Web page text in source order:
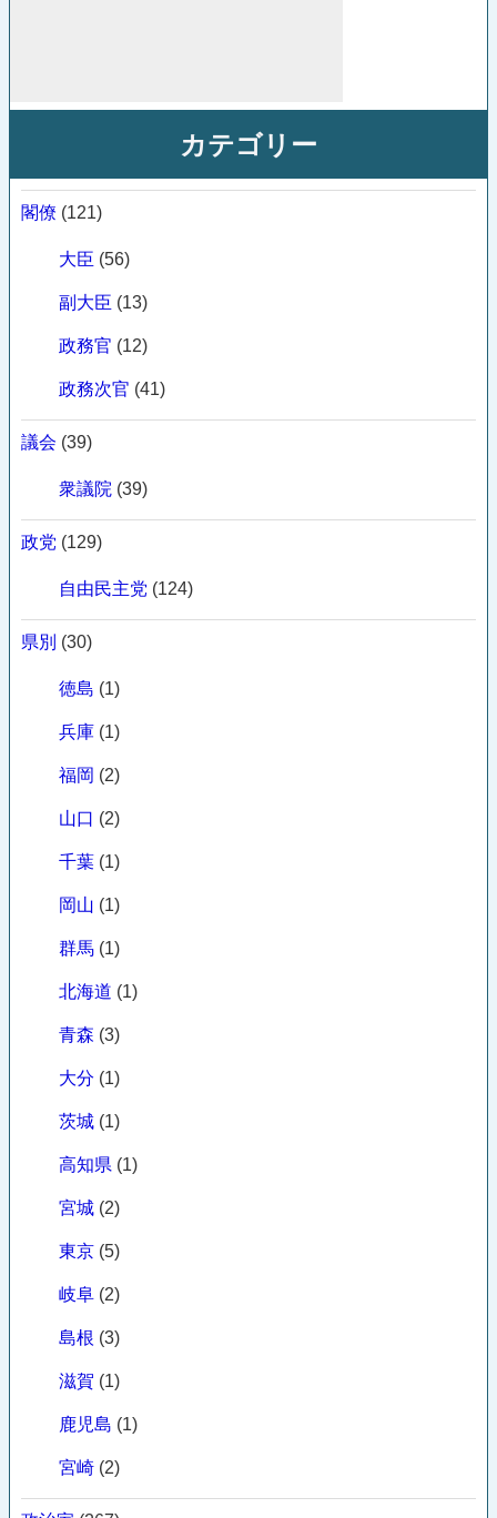
カテゴリー
閣僚 (121)
大臣 (56)
副大臣 (13)
政務官 (12)
政務次官 (41)
議会 (39)
衆議院 (39)
政党 (129)
自由民主党 (124)
県別 (30)
徳島 (1)
兵庫 (1)
福岡 (2)
山口 (2)
千葉 (1)
岡山 (1)
群馬 (1)
北海道 (1)
青森 (3)
大分 (1)
茨城 (1)
高知県 (1)
宮城 (2)
東京 (5)
岐阜 (2)
島根 (3)
滋賀 (1)
鹿児島 (1)
宮崎 (2)